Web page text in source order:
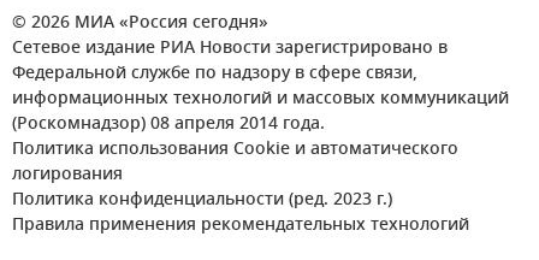
© 2026 МИА «Россия сегодня»
Сетевое издание РИА Новости зарегистрировано в
Федеральной службе по надзору в сфере связи,
информационных технологий и массовых коммуникаций
(Роскомнадзор) 08 апреля 2014 года.
Политика использования Cookie и автоматического
логирования
Политика конфиденциальности (ред. 2023 г.)
Правила применения рекомендательных технологий